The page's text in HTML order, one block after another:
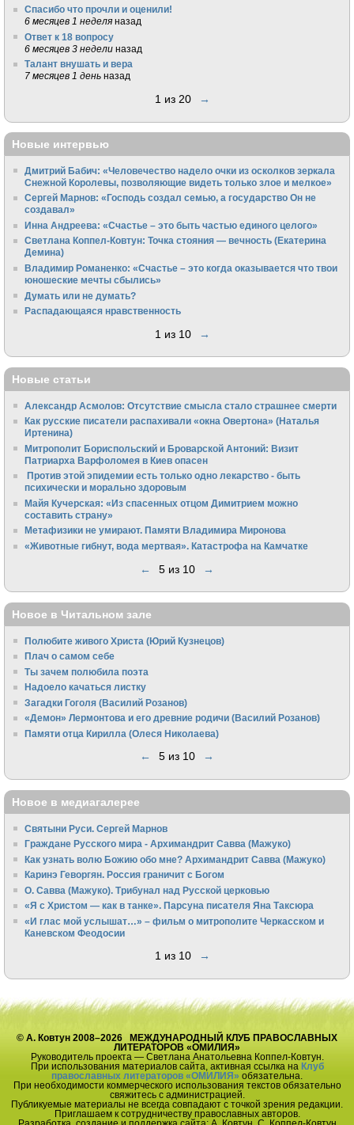
Спасибо что прочли и оценили!
6 месяцев 1 неделя назад
Ответ к 18 вопросу
6 месяцев 3 недели назад
Талант внушать и вера
7 месяцев 1 день назад
1 из 20 →
Новые интервью
Дмитрий Бабич: «Человечество надело очки из осколков зеркала
Снежной Королевы, позволяющие видеть только злое и мелкое»
Сергей Марнов: «Господь создал семью, а государство Он не
создавал»
Инна Андреева: «Счастье – это быть частью единого целого»
Светлана Коппел-Ковтун: Точка стояния — вечность (Екатерина
Демина)
Владимир Романенко: «Счастье – это когда оказывается что твои
юношеские мечты сбылись»
Думать или не думать?
Распадающаяся нравственность
1 из 10 →
Новые статьи
Александр Асмолов: Отсутствие смысла стало страшнее смерти
Как русские писатели распахивали «окна Овертона» (Наталья
Иртенина)
Митрополит Бориспольский и Броварской Антоний: Визит
Патриарха Варфоломея в Киев опасен
Против этой эпидемии есть только одно лекарство - быть
психически и морально здоровым
Майя Кучерская: «Из спасенных отцом Димитрием можно
составить страну»
Метафизики не умирают. Памяти Владимира Миронова
«Животные гибнут, вода мертвая». Катастрофа на Камчатке
← 5 из 10 →
Новое в Читальном зале
Полюбите живого Христа (Юрий Кузнецов)
Плач о самом себе
Ты зачем полюбила поэта
Надоело качаться листку
Загадки Гоголя (Василий Розанов)
«Демон» Лермонтова и его древние родичи (Василий Розанов)
Памяти отца Кирилла (Олеся Николаева)
← 5 из 10 →
Новое в медиагалерее
Святыни Руси. Сергей Марнов
Граждане Русского мира - Архимандрит Савва (Мажуко)
Как узнать волю Божию обо мне? Архимандрит Савва (Мажуко)
Каринэ Геворгян. Россия граничит с Богом
О. Савва (Мажуко). Трибунал над Русской церковью
«Я с Христом — как в танке». Парсуна писателя Яна Таксюра
«И глас мой услышат…» – фильм о митрополите Черкасском и
Каневском Феодосии
1 из 10 →
© А. Ковтун 2008–2026 МЕЖДУНАРОДНЫЙ КЛУБ ПРАВОСЛАВНЫХ
ЛИТЕРАТОРОВ «ОМИЛИЯ»
Руководитель проекта — Светлана Анатольевна Коппел-Ковтун.
При использования материалов сайта, активная ссылка на Клуб
православных литераторов «ОМИЛИЯ» обязательна.
При необходимости коммерческого использования текстов обязательно
свяжитесь с администрацией.
Публикуемые материалы не всегда совпадают с точкой зрения редакции.
Приглашаем к сотрудничеству православных авторов.